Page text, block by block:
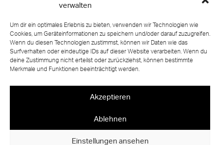
verwalten
Um dir ein optimales Erlebnis zu bieten, verwenden wir Technologien wie
Cookies, um Geräteinformationen zu speichern und/oder darauf zuzugreifen.
Wenn du diesen Technologien zustimmst, können wir Daten wie das
Surfverhalten oder eindeutige IDs auf dieser Website verarbeiten. Wenn du
deine Zustimmung nicht erteilst oder zurückziehst, können bestimmte
Merkmale und Funktionen beeinträchtigt werden.
Akzeptieren
Ablehnen
Einstellungen ansehen
und einem Handlauf aus Nussbaum bestehende
Kragstufentreppe zeichnet sich durch ein modernes,
klares Erscheinungsbild aus. Komplettiert wird die
Treppenanlage durch eine Glastafelwand, die über
sämtliche Etagen des Einfamilienhauses verläuft.
Grundvoraussetzung für die Konstruktion dieser
Treppe war, dass die Anlage optimal zur geplanten
Neubaus passt. Dieser Anspruch wurde in allen
Bestandteilen der Kragstufentreppe umgesetzt –
von den exakt eingepassten Stufen über den